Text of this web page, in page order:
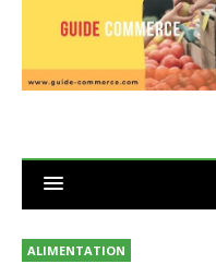
ALIMENTATION